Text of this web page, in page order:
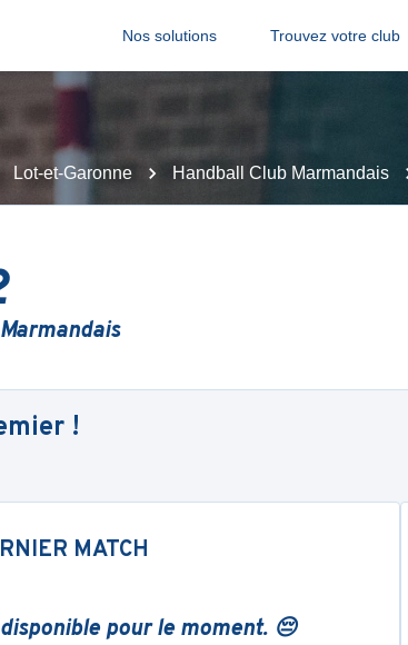
Nos solutions Trouvez votre club
Lot-et-Garonne Handball Club Marmandais
!
MATCH
pour le moment. 😔